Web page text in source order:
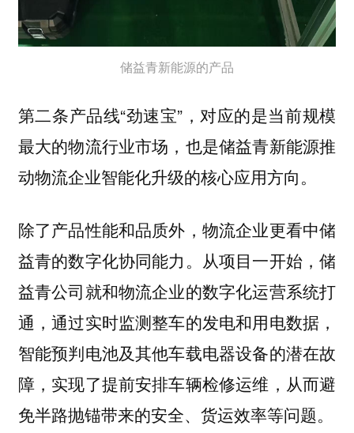
储益青新能源的产品
第二条产品线“劲速宝”，对应的是当前规模
最大的物流行业市场，也是储益青新能源推
动物流企业智能化升级的核心应用方向。
除了产品性能和品质外，物流企业更看中储
益青的数字化协同能力。从项目一开始，储
益青公司就和物流企业的数字化运营系统打
通，通过实时监测整车的发电和用电数据，
智能预判电池及其他车载电器设备的潜在故
障，实现了提前安排车辆检修运维，从而避
免半路抛锚带来的安全、货运效率等问题。